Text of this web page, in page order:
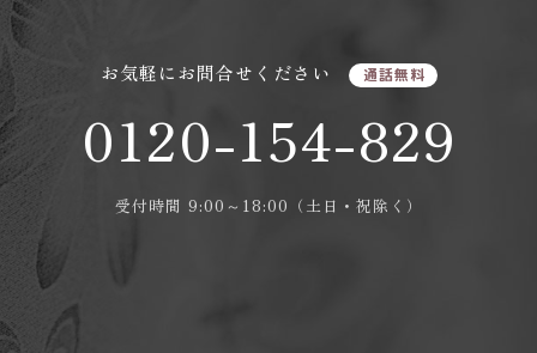
お気軽にお問合せください 通話無料
0120-154-829
受付時間 9:00～18:00（土日・祝除く）